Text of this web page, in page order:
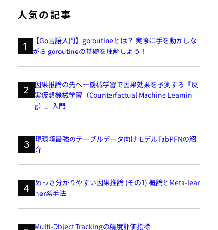
人気の記事
1
【Go言語入門】goroutineとは？ 実際に手を動かしな
がら goroutineの基礎を理解しよう！
2
因果推論の先へ―機械学習で因果効果を予測する『反
実仮想機械学習（Counterfactual Machine Learnin
g）』入門
3 現環境最強のテーブルデータ向けモデルTabPFNの紹
介
4
めっさ分かりやすい因果推論 (その1) 概論とMeta-lear
ner系手法
Multi-Object Trackingの精度評価指標